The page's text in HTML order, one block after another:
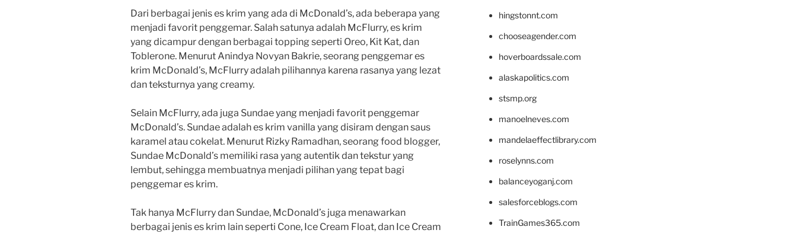
Dari berbagai jenis es krim yang ada di McDonald’s, ada beberapa yang
menjadi favorit penggemar. Salah satunya adalah McFlurry, es krim
yang dicampur dengan berbagai topping seperti Oreo, Kit Kat, dan
Toblerone. Menurut Anindya Novyan Bakrie, seorang penggemar es
krim McDonald’s, McFlurry adalah pilihannya karena rasanya yang lezat
dan teksturnya yang creamy.
Selain McFlurry, ada juga Sundae yang menjadi favorit penggemar
McDonald’s. Sundae adalah es krim vanilla yang disiram dengan saus
karamel atau cokelat. Menurut Rizky Ramadhan, seorang food blogger,
Sundae McDonald’s memiliki rasa yang autentik dan tekstur yang
lembut, sehingga membuatnya menjadi pilihan yang tepat bagi
penggemar es krim.
Tak hanya McFlurry dan Sundae, McDonald’s juga menawarkan
berbagai jenis es krim lain seperti Cone, Ice Cream Float, dan Ice Cream
hingstonnt.com
chooseagender.com
hoverboardssale.com
alaskapolitics.com
stsmp.org
manoelneves.com
mandelaeffectlibrary.com
roselynns.com
balanceyoganj.com
salesforceblogs.com
TrainGames365.com